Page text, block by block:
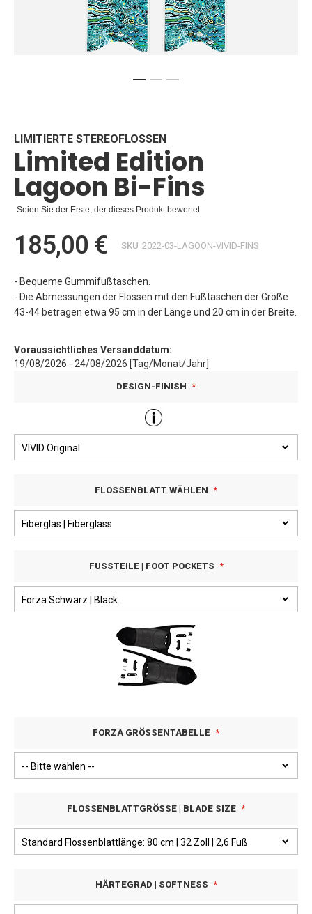
Bildgalerie
springen
LIMITIERTE STEREOFLOSSEN
Limited Edition
Lagoon Bi-Fins
Seien Sie der Erste, der dieses Produkt bewertet
185,00 € SKU 2022-03-LAGOON-VIVID-FINS
- Bequeme Gummifußtaschen.
- Die Abmessungen der Flossen mit den Fußtaschen der Größe
43-44 betragen etwa 95 cm in der Länge und 20 cm in der Breite.
Voraussichtliches Versanddatum:
19/08/2026 - 24/08/2026 [Tag/Monat/Jahr]
DESIGN-FINISH
FLOSSENBLATT WÄHLEN
FUSSTEILE | FOOT POCKETS
FORZA GRÖSSENTABELLE
FLOSSENBLATTGRÖSSE | BLADE SIZE
HÄRTEGRAD | SOFTNESS